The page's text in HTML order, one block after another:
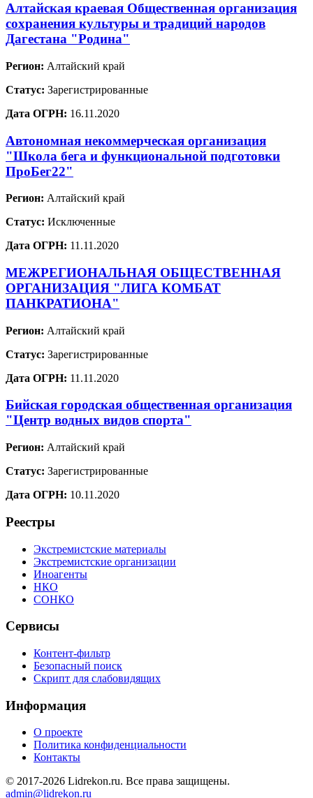
Алтайская краевая Общественная организация
сохранения культуры и традиций народов
Дагестана "Родина"
Регион: Алтайский край
Статус: Зарегистрированные
Дата ОГРН: 16.11.2020
Автономная некоммерческая организация
"Школа бега и функциональной подготовки
ПроБег22"
Регион: Алтайский край
Статус: Исключенные
Дата ОГРН: 11.11.2020
МЕЖРЕГИОНАЛЬНАЯ ОБЩЕСТВЕННАЯ
ОРГАНИЗАЦИЯ "ЛИГА КОМБАТ
ПАНКРАТИОНА"
Регион: Алтайский край
Статус: Зарегистрированные
Дата ОГРН: 11.11.2020
Бийская городская общественная организация
"Центр водных видов спорта"
Регион: Алтайский край
Статус: Зарегистрированные
Дата ОГРН: 10.11.2020
Реестры
Экстремистские материалы
Экстремистские организации
Иноагенты
НКО
СОНКО
Сервисы
Контент-фильтр
Безопасный поиск
Скрипт для слабовидящих
Информация
О проекте
Политика конфиденциальности
Контакты
© 2017-2026 Lidrekon.ru. Все права защищены.
admin@lidrekon.ru